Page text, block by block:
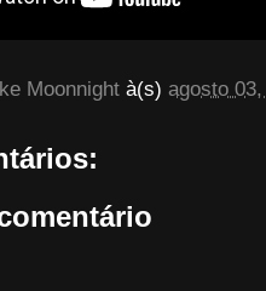
Moonnight à(s) agosto